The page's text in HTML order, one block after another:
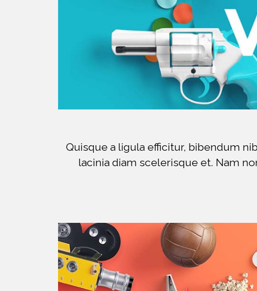
Quisque a ligula efficitur, bibendum
lacinia diam scelerisque et. Nam